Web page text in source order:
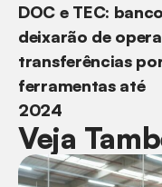
DOC e TEC:
deixarão de
transferências
ferramentas até
2024
Veja